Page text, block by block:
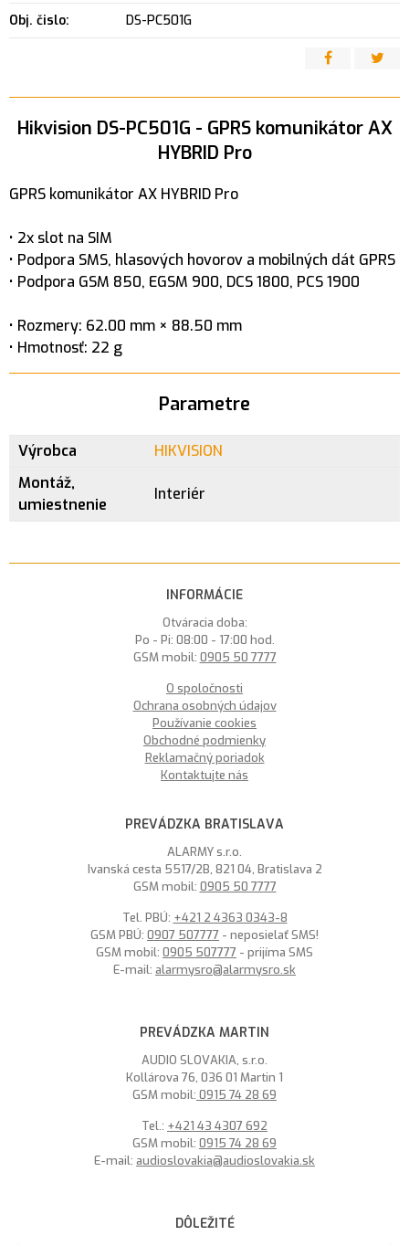
Obj. čislo: DS-PC501G
Hikvision DS-PC501G - GPRS komunikátor AX
HYBRID Pro
GPRS komunikátor AX HYBRID Pro
• 2x slot na SIM
• Podpora SMS, hlasových hovorov a mobilných dát GPRS
• Podpora GSM 850, EGSM 900, DCS 1800, PCS 1900
• Rozmery: 62.00 mm × 88.50 mm
• Hmotnosť: 22 g
Parametre
Výrobca
HIKVISION
Montáž,
umiestnenie
Interiér
INFORMÁCIE
Otváracia doba:
Po - Pi: 08:00 - 17:00 hod.
GSM mobil: 0905 50 7777
O spoločnosti
Ochrana osobných údajov
Používanie cookies
Obchodné podmienky
Reklamačný poriadok
Kontaktujte nás
PREVÁDZKA BRATISLAVA
ALARMY s.r.o.
Ivanská cesta 5517/2B, 821 04, Bratislava 2
GSM mobil: 0905 50 7777
Tel. PBÚ: +421 2 4363 0343-8
GSM PBÚ: 0907 507777 - neposielať SMS!
GSM mobil: 0905 507777 - prijíma SMS
E-mail: alarmysro@alarmysro.sk
PREVÁDZKA MARTIN
AUDIO SLOVAKIA, s.r.o.
Kollárova 76, 036 01 Martin 1
GSM mobil: 0915 74 28 69
Tel.: +421 43 4307 692
GSM mobil: 0915 74 28 69
E-mail: audioslovakia@audioslovakia.sk
DÔLEŽITÉ